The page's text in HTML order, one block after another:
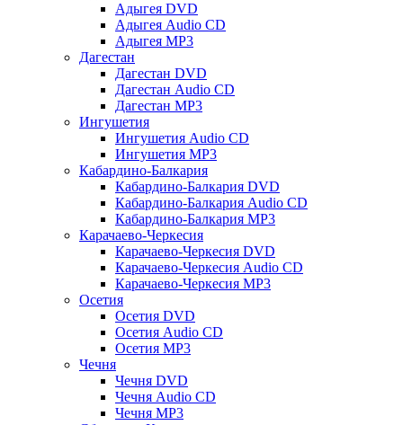
Адыгея DVD
Адыгея Audio CD
Адыгея MP3
Дагестан
Дагестан DVD
Дагестан Audio CD
Дагестан MP3
Ингушетия
Ингушетия Audio CD
Ингушетия MP3
Кабардино-Балкария
Кабардино-Балкария DVD
Кабардино-Балкария Audio CD
Кабардино-Балкария MP3
Карачаево-Черкесия
Карачаево-Черкесия DVD
Карачаево-Черкесия Audio CD
Карачаево-Черкесия MP3
Осетия
Осетия DVD
Осетия Audio CD
Осетия MP3
Чечня
Чечня DVD
Чечня Audio CD
Чечня MP3